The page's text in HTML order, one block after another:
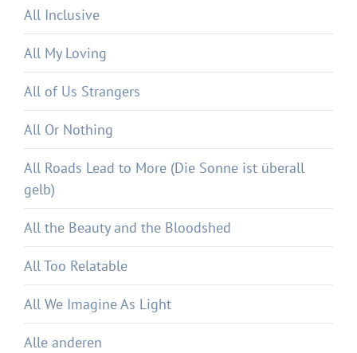
All Inclusive
All My Loving
All of Us Strangers
All Or Nothing
All Roads Lead to More (Die Sonne ist überall
gelb)
All the Beauty and the Bloodshed
All Too Relatable
All We Imagine As Light
Alle anderen